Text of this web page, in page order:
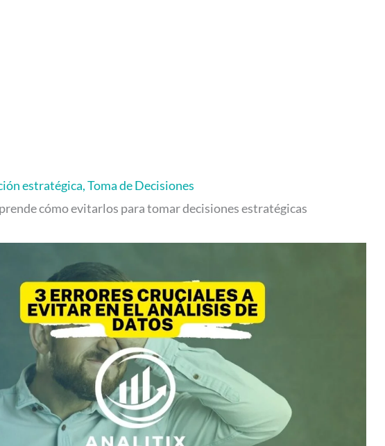
estratégica,Toma de Decisiones
cómo evitarlos para tomar decisiones estratégicas